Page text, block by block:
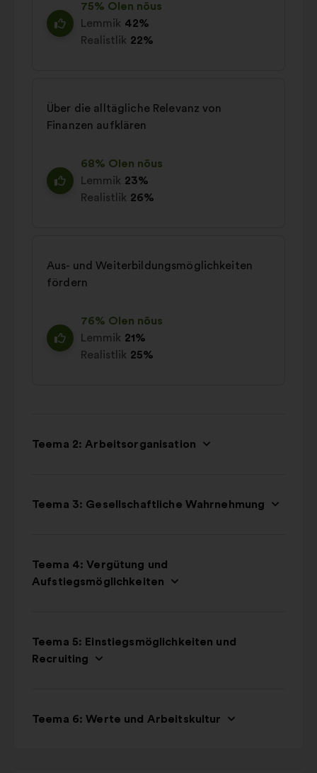
75% Olen nõus
Lemmik 42%
Realistlik 22%
Über die alltägliche Relevanz von
Finanzen aufklären
68% Olen nõus
Lemmik 23%
Realistlik 26%
Aus- und Weiterbildungsmöglichkeiten
fördern
76% Olen nõus
Lemmik 21%
Realistlik 25%
Teema 2: Arbeitsorganisation
Teema 3: Gesellschaftliche Wahrnehmung
Teema 4: Vergütung und
Aufstiegsmöglichkeiten
Teema 5: Einstiegsmöglichkeiten und
Recruiting
Teema 6: Werte und Arbeitskultur